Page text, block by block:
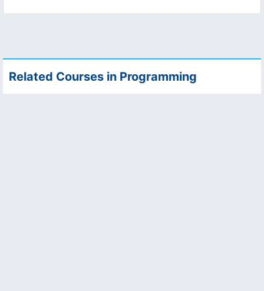
Related Courses in Programming